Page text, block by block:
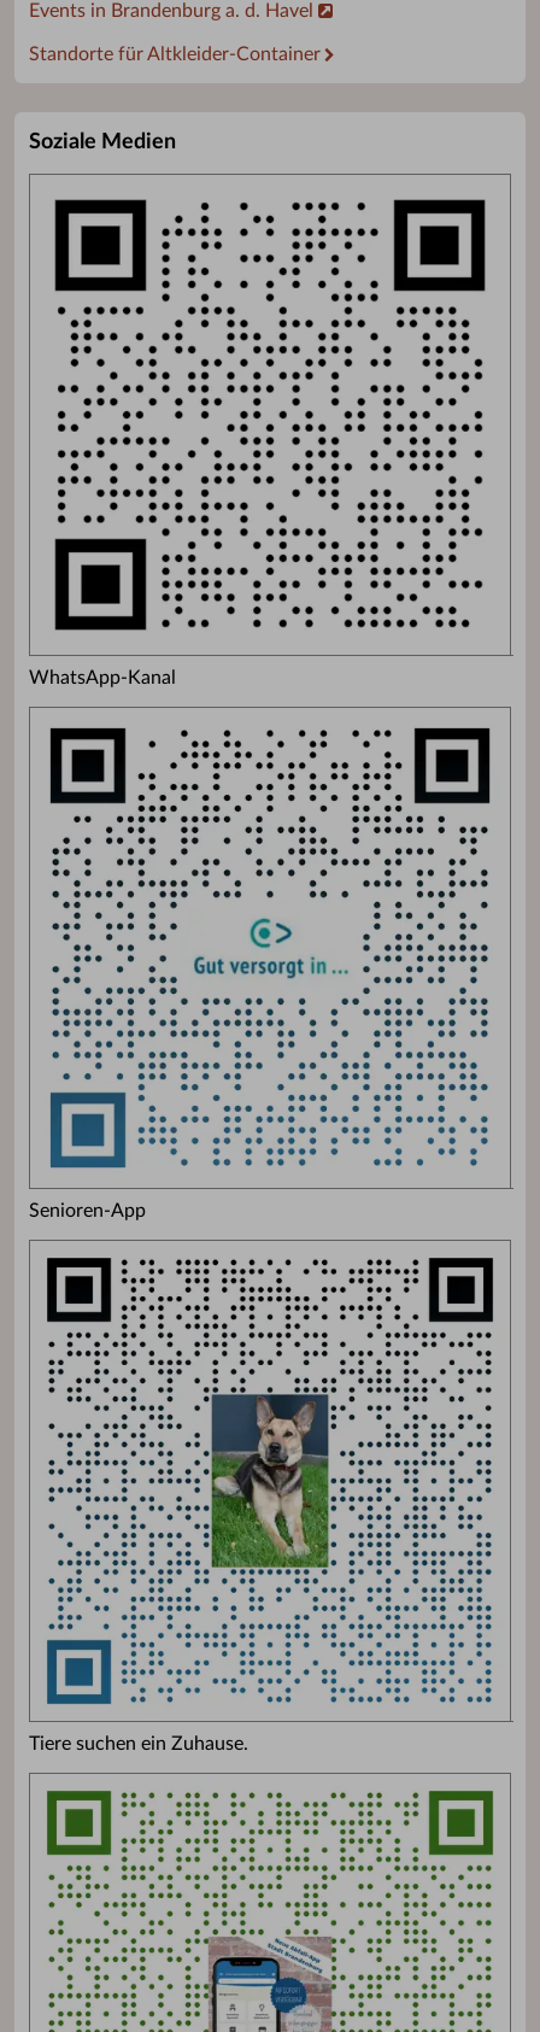
Events in Brandenburg a. d. Havel
Standorte für Altkleider-Container
Soziale Medien
WhatsApp-Kanal
Senioren-App
Tiere suchen ein Zuhause.